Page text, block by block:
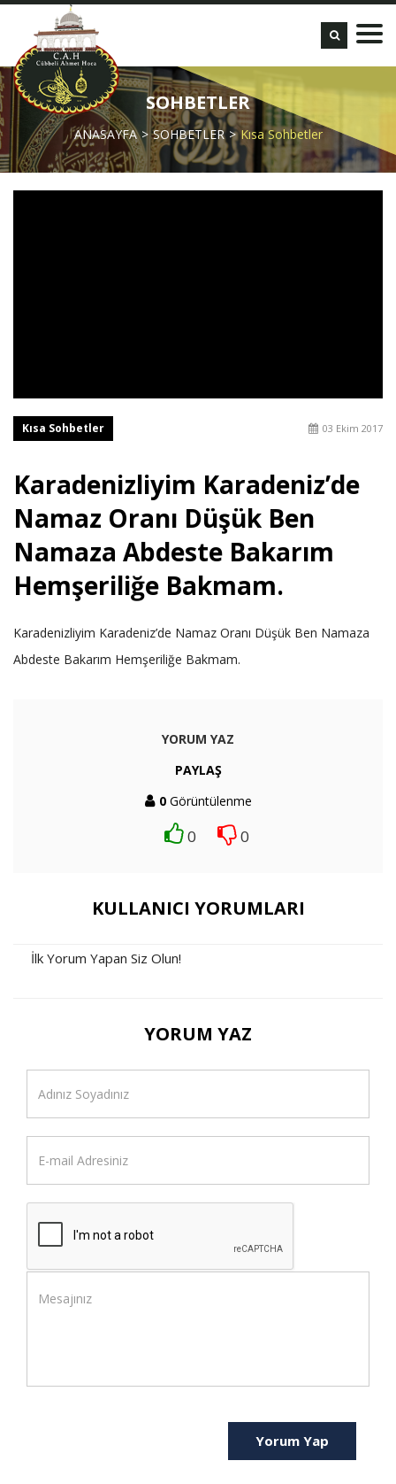
SOHBETLER
ANASAYFA SOHBETLER Kısa Sohbetler
Kısa Sohbetler 03 Ekim 2017
Karadenizliyim Karadeniz’de
Namaz Oranı Düşük Ben
Namaza Abdeste Bakarım
Hemşeriliğe Bakmam.
Karadenizliyim Karadeniz’de Namaz Oranı Düşük Ben Namaza
Abdeste Bakarım Hemşeriliğe Bakmam.
YORUM YAZ
PAYLAŞ
0Görüntülenme
0 0
KULLANICI YORUMLARI
İlk Yorum Yapan Siz Olun!
YORUM YAZ
Yorum Yap